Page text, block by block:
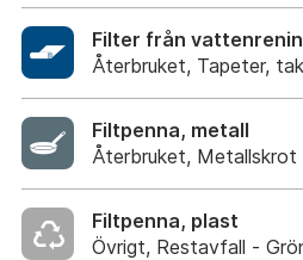
Filter från
Återbruket, Tapeter,
Filtpenna, metall
Återbruket, Metallskrot
Filtpenna, plast
Övrigt, Restavfall -